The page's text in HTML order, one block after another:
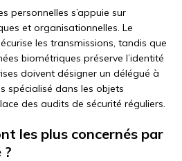
personnelles s’appuie sur
et organisationnelles. Le
les transmissions, tandis que
biométriques préserve l’identité
doivent désigner un délégué à
spécialisé dans les objets
des audits de sécurité réguliers.
les plus concernés par